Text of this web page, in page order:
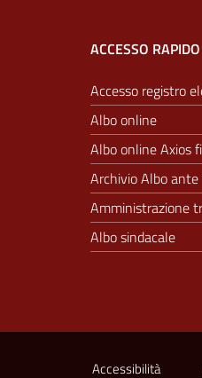
ACCESSO RAPIDO
Accesso registro
Albo online
Albo online Axios
Archivio Albo
Amministrazione
Albo sindacale
Accessibilità